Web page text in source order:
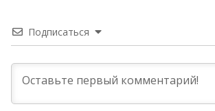
Подписаться